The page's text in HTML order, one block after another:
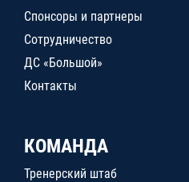
Спонсоры и партнеры
Сотрудничество
ДС «Большой»
Контакты
КОМАНДА
Тренерский штаб